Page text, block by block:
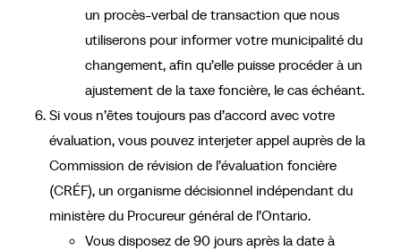
un procès-verbal de transaction que nous
utiliserons pour informer votre municipalité du
changement, afin qu’elle puisse procéder à un
ajustement de la taxe foncière, le cas échéant.
Si vous n’êtes toujours pas d’accord avec votre
évaluation, vous pouvez interjeter appel auprès de la
Commission de révision de l’évaluation foncière
(CRÉF), un organisme décisionnel indépendant du
ministère du Procureur général de l’Ontario.
Vous disposez de 90 jours après la date à